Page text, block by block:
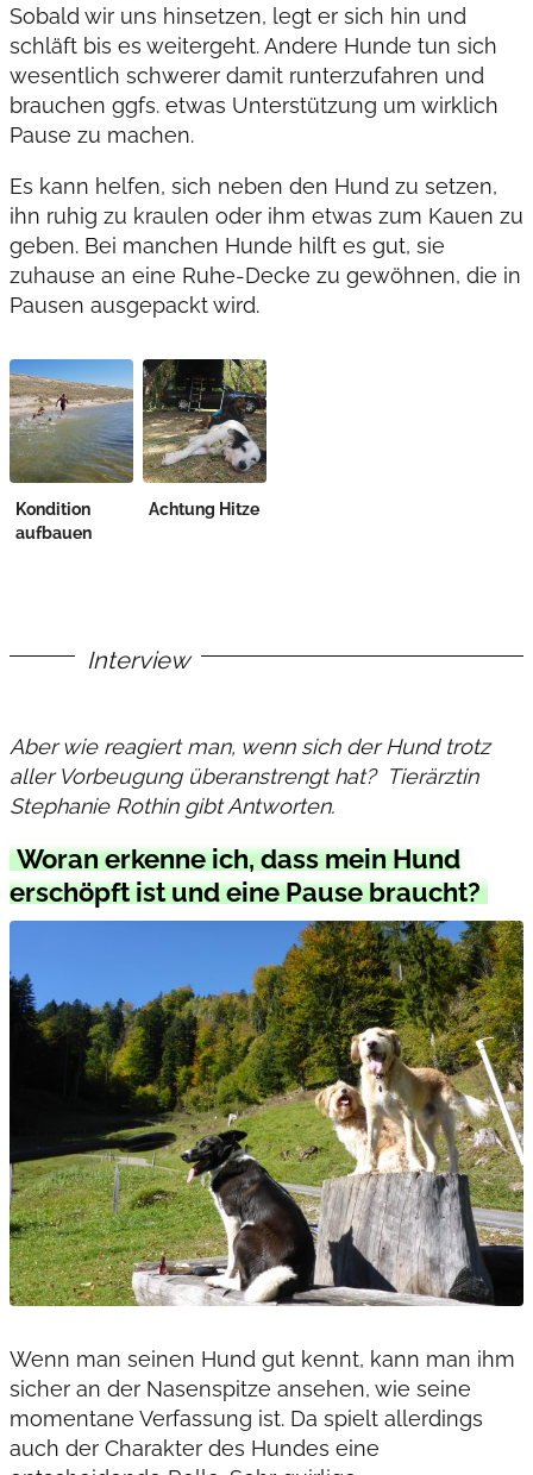
Sobald wir uns hinsetzen, legt er sich hin und
schläft bis es weitergeht. Andere Hunde tun sich
wesentlich schwerer damit runterzufahren und
brauchen ggfs. etwas Unterstützung um wirklich
Pause zu machen.
Es kann helfen, sich neben den Hund zu setzen,
ihn ruhig zu kraulen oder ihm etwas zum Kauen zu
geben. Bei manchen Hunde hilft es gut, sie
zuhause an eine Ruhe-Decke zu gewöhnen, die in
Pausen ausgepackt wird.
Kondition
aufbauen
Achtung Hitze
Interview
Aber wie reagiert man, wenn sich der Hund trotz
aller Vorbeugung überanstrengt hat? Tierärztin
Stephanie Rothin gibt Antworten.
Woran erkenne ich, dass mein Hund
erschöpft ist und eine Pause braucht?
Wenn man seinen Hund gut kennt, kann man ihm
sicher an der Nasenspitze ansehen, wie seine
momentane Verfassung ist. Da spielt allerdings
auch der Charakter des Hundes eine